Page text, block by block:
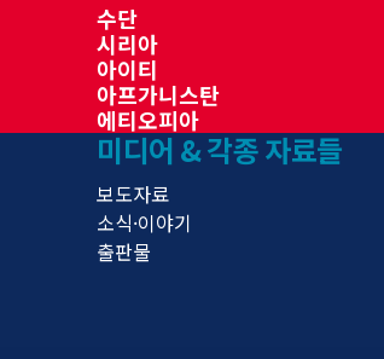
수단
시리아
아이티
아프가니스탄
에티오피아
미디어 & 각종 자료들
보도자료
소식·이야기
출판물